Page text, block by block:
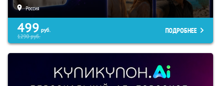
Россия
499 руб.
1290руб.
ПОДРОБНЕЕ